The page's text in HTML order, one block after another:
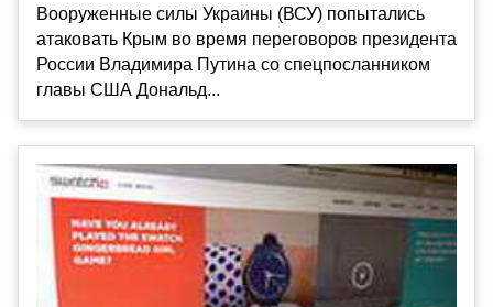
Вооруженные силы Украины (ВСУ) попытались
атаковать Крым во время переговоров президента
России Владимира Путина со спецпосланником
главы США Дональд...